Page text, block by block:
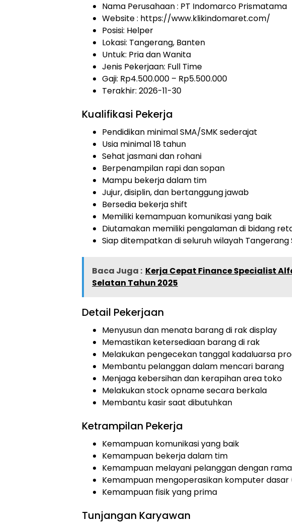
Nama Perusahaan : PT Indomarco Prismatama
Website : https://www.klikindomaret.com/
Posisi: Helper
Lokasi: Tangerang, Banten
Untuk: Pria dan Wanita
Jenis Pekerjaan: Full Time
Gaji: Rp4.500.000 – Rp5.500.000
Terakhir: 2026-11-30
Kualifikasi Pekerja
Pendidikan minimal SMA/SMK sederajat
Usia minimal 18 tahun
Sehat jasmani dan rohani
Berpenampilan rapi dan sopan
Mampu bekerja dalam tim
Jujur, disiplin, dan bertanggung jawab
Bersedia bekerja shift
Memiliki kemampuan komunikasi yang baik
Diutamakan memiliki pengalaman di bidang
Siap ditempatkan di seluruh wilayah Tangerang
Baca Juga : Kerja Cepat Finance Specialist
Selatan Tahun 2025
Detail Pekerjaan
Menyusun dan menata barang di rak display
Memastikan ketersediaan barang di rak
Melakukan pengecekan tanggal kadaluarsa
Membantu pelanggan dalam mencari barang
Menjaga kebersihan dan kerapihan area toko
Melakukan stock opname secara berkala
Membantu kasir saat dibutuhkan
Ketrampilan Pekerja
Kemampuan komunikasi yang baik
Kemampuan bekerja dalam tim
Kemampuan melayani pelanggan dengan
Kemampuan mengoperasikan komputer
Kemampuan fisik yang prima
Tunjangan Karyawan